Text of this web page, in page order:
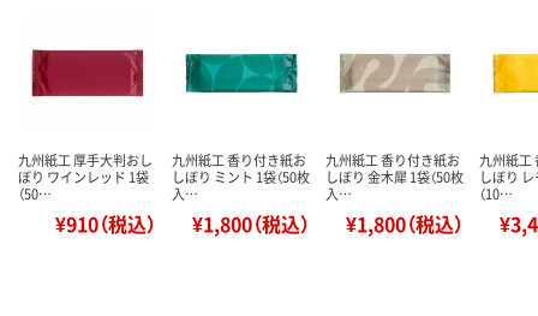
九州紙工 厚手大判おし
ぼり ワインレッド 1袋
（50…
¥910（税込）
九州紙工 香り付き紙お
しぼり ミント 1袋（50枚
入…
¥1,800（税込）
九州紙工 香り付き紙お
しぼり 金木犀 1袋（50枚
入…
¥1,800（税込）
九州紙工
しぼり
（10…